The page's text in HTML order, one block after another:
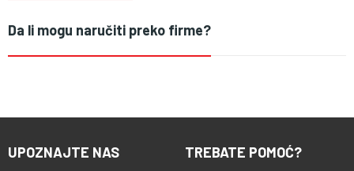
Da li mogu naručiti preko firme?
UPOZNAJTE NAS TREBATE POMOĆ?